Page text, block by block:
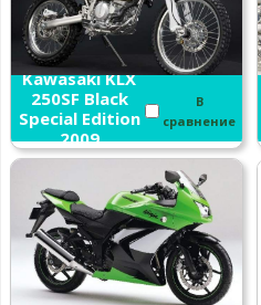
Kawasaki KLX
250SF Black
Special Edition
2009
В
сравнение